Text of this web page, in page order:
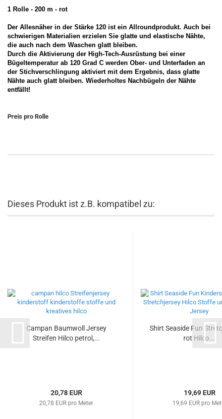
1 Rolle - 200 m - rot
Der Allesnäher in der Stärke 120 ist ein Allroundprodukt. Auch bei
schwierigen Materialien erzielen Sie glatte und elastische Nähte,
die auch nach dem Waschen glatt bleiben.
Durch die Aktivierung der High-Tech-Ausrüstung bei einer
Bügeltemperatur ab 120 Grad C werden Ober- und Unterfaden an
der Stichverschlingung aktiviert mit dem Ergebnis, dass glatte
Nähte auch glatt bleiben. Wiederholtes Nachbügeln der Nähte
entfällt!
Preis pro Rolle
Dieses Produkt ist z.B. kompatibel zu:
Campan Baumwoll Jersey
Streifen Hilco petrol,...
20,78 EUR
20,78 EUR pro Meter
Shirt Seaside Fun
rot Hilco...
19,69 EUR
19,69 EUR pro